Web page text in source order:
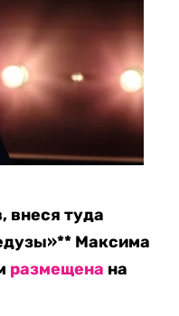
внеся туда
Максима
размещена на